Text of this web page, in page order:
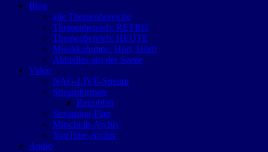
Blog
alle Themenbereiche
Themenbereich: RETRO
Themenbereich: HEUTE
Musikkolumne: Hört, Hört!
Aktuelles aus der Szene
Video
NAG-LIVE-Stream
Streamformate
Retroblah
Streaming-Plan
Mitschnitt-Archiv
YouTube-Archiv
Audio